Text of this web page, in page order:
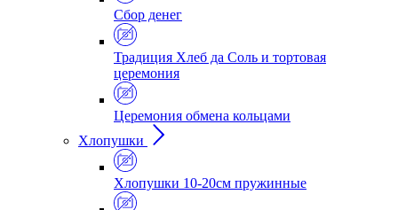
Сбор денег
Традиция Хлеб да Соль и тортовая
церемония
Церемония обмена кольцами
Хлопушки
Хлопушки 10-20см пружинные